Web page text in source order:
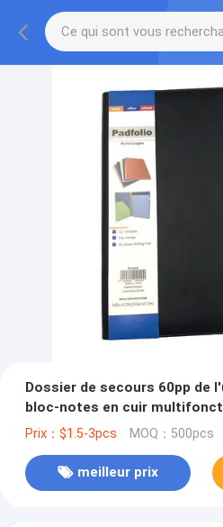
Dossier de secours 60pp de
bloc-notes en cuir
le conseil d'écriture
Prix：$1.5-3pcs MOQ：500pcs
meilleur prix